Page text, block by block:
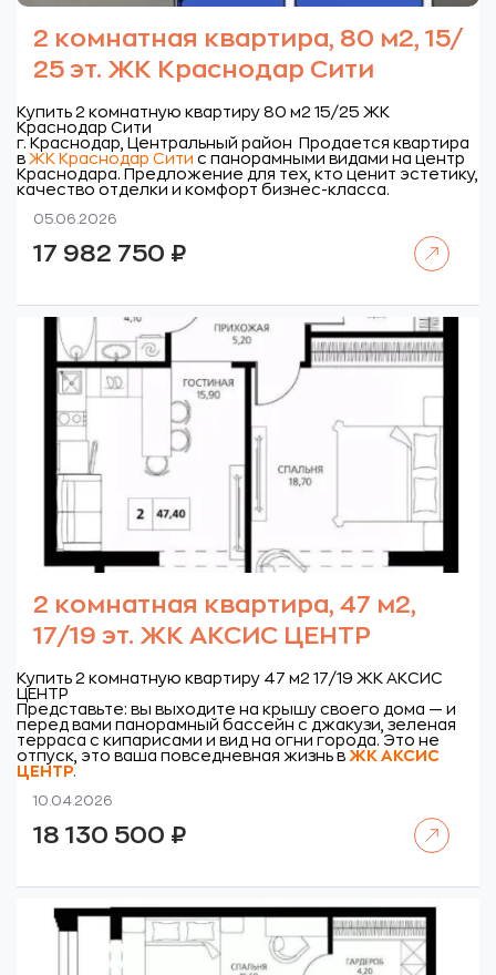
2 комнатная квартира, 80 м2, 15/
25 эт. ЖК Краснодар Сити
Купить 2 комнатную квартиру 80 м2 15/25 ЖК
Краснодар Сити
г. Краснодар, Центральный район
Продается квартира
в ЖК Краснодар Сити с панорамными видами на центр
Краснодара. Предложение для тех, кто ценит эстетику,
качество отделки и комфорт бизнес-класса.
05.06.2026
17 982 750 ₽
2 комнатная квартира, 47 м2,
17/19 эт. ЖК АКСИС ЦЕНТР
Купить 2 комнатную квартиру 47 м2 17/19 ЖК АКСИС
ЦЕНТР
Представьте: вы выходите на крышу своего дома — и
перед вами панорамный бассейн с джакузи, зеленая
терраса с кипарисами и вид на огни города. Это не
отпуск, это ваша повседневная жизнь в ЖК АКСИС
ЦЕНТР.
10.04.2026
18 130 500 ₽